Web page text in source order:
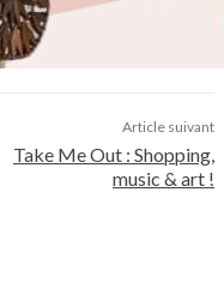
Article suivant
Take Me Out : Shopping,
music & art !